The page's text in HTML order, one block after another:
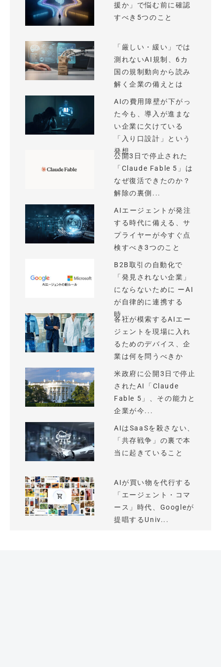
援か」で悩む前に確認
すべき5つのこと
「厳しい・緩い」では
測れないAI規制、6カ
国の規制動向から読み
解く企業の備えとは
AIの費用障壁が下がっ
た今も、導入が進まな
い企業に欠けている
「入り口設計」という
発想
公開3日で停止された
「Claude Fable 5」は
なぜ復活できたのか？
解除の裏側...
AIエージェントが発注
する時代に備える、サ
プライヤーが今すぐ点
検すべき3つのこと
B2B取引の自動化で
「発見されない企業」
にならないために ーAI
が自律的に連携する
時...
各社が模索するAIエー
ジェントを現場に入れ
るためのデバイス、企
業は何を問うべきか
米政府に公開3日で停止
されたAI「Claude
Fable 5」、その能力と
企業が今...
AIはSaaSを殺さない、
「共存戦争」の裏で本
当に起きていること
AIが買い物を代行する
「エージェント・コマ
ース」時代、Googleが
提唱するUniv...